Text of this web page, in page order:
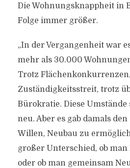
Die Wohnungsknappheit in
Folge immer größer.
„In der Vergangenheit war
mehr als 30.000
Trotz
Zuständigkeitsstreit, trotz
Bürokratie. Diese
neu. Aber es gab damals
Willen, Neubau zu
großer Unterschied, ob man
oder ob man gemeinsam